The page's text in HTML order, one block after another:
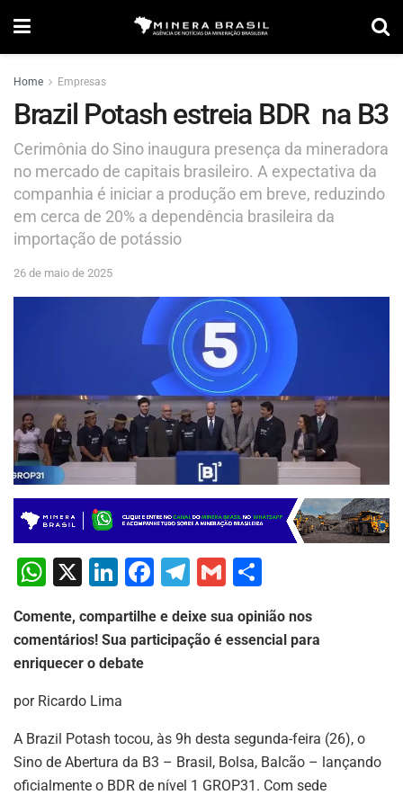
Home Empresas
Brazil Potash estreia BDR na B3
Cerimônia do Sino inaugura presença da mineradora
no mercado de capitais brasileiro. A expectativa da
companhia é iniciar a produção em breve, reduzindo
em cerca de 20% a dependência brasileira da
importação de potássio
26 de maio de 2025
W
at
s
A
p
p
X
Li
k
e
n
F
c
o
k
T
el
e
gr
G
ai
h
ar
Comente, compartilhe e deixe sua opinião nos
comentários! Sua participação é essencial para
enriquecer o debate
por Ricardo Lima
A Brazil Potash tocou, às 9h desta segunda-feira (26), o
Sino de Abertura da B3 – Brasil, Bolsa, Balcão – lançando
oficialmente o BDR de nível 1 GROP31. Com sede